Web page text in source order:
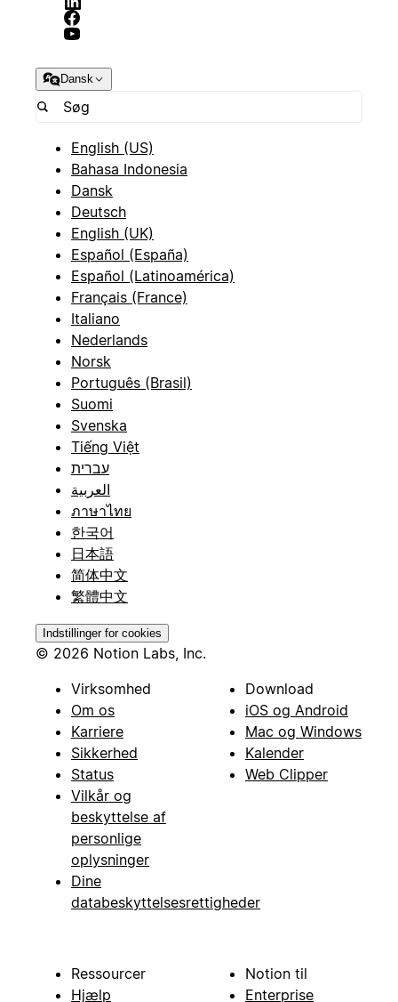
Dansk
English (US)
Bahasa Indonesia
Dansk
Deutsch
English (UK)
Español (España)
Español (Latinoamérica)
Français (France)
Italiano
Nederlands
Norsk
Português (Brasil)
Suomi
Svenska
Tiếng Việt
עברית
العربية
ภาษาไทย
한국어
日本語
简体中文
繁體中文
Indstillinger for cookies
© 2026 Notion Labs, Inc.
Virksomhed
Om os
Karriere
Sikkerhed
Status
Vilkår og
beskyttelse af
personlige
oplysninger
Dine
databeskyttelsesrettigheder
Download
iOS og Android
Mac og Windows
Kalender
Web Clipper
Ressourcer
Hjælp
Notion til
Enterprise